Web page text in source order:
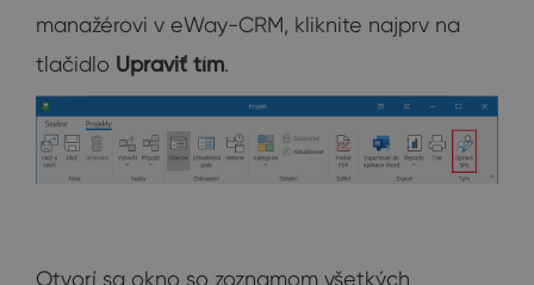
manažérovi v eWay-CRM, kliknite najprv na
tlačidlo Upraviť tím.
Otvorí sa okno so zoznamom všetkých